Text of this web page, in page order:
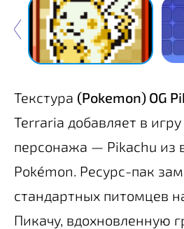
Текстура (Pokemon) OG
Terraria добавляет в игру
персонажа — Pikachu из
Pokémon. Ресурс-пак
стандартных питомцев
Пикачу, вдохновленную